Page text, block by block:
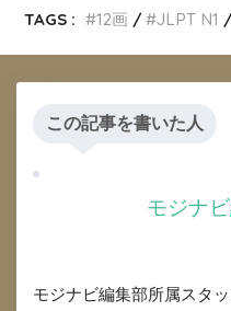
TAGS :
12画 JLPT N1
この記事を書いた人
モジナ
モジナビ編集部所属スタ